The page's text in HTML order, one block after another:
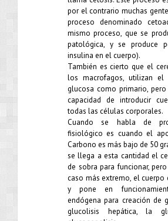
por el contrario muchas
proceso denominado
mismo proceso, que se
patológica, y se produce
insulina en el cuerpo).
También es cierto que el
los macrofagos, utilizan
glucosa como primario,
capacidad de introducir
todas las células corporales.
Cuando se habla de
fisiológico es cuando el
Carbono es más bajo de 50
se llega a esta cantidad el
de sobra para funcionar,
caso más extremo, el cuerpo
y pone en
endógena para creación de
glucolisis hepática, la